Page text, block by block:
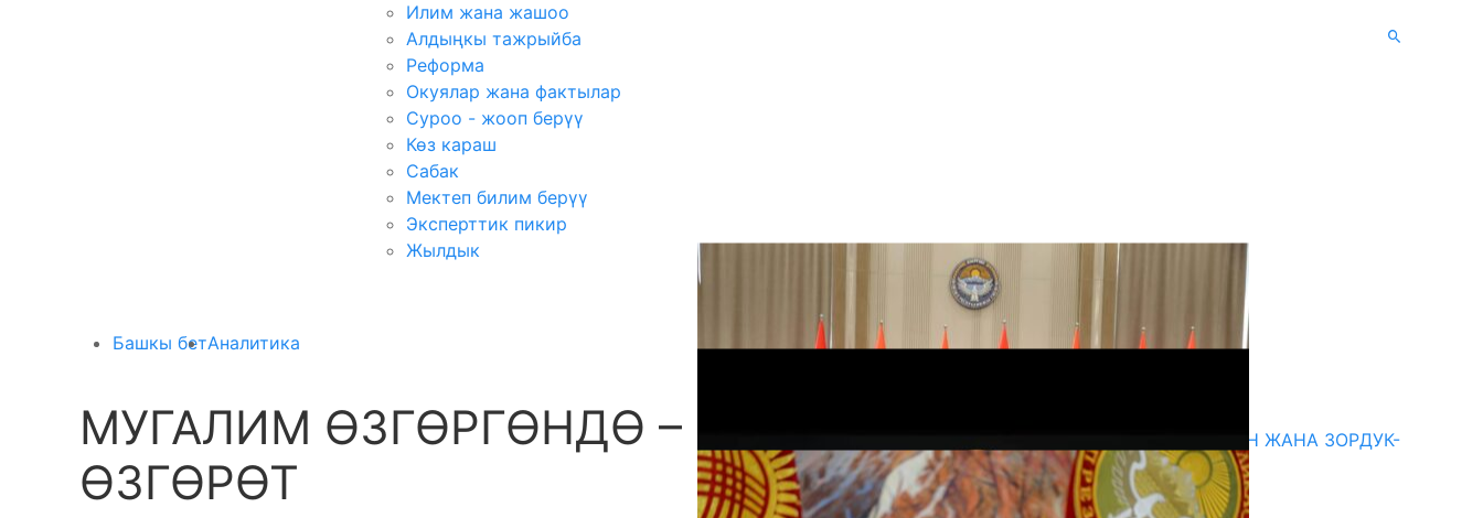
Илим жана жашоо
Алдыңкы тажрыйба
Реформа
Окуялар жана фактылар
Суроо - жооп берүү
Көз караш
Сабак
Мектеп билим берүү
Эксперттик пикир
Жылдык
Башкы бетАналитика
МУГАЛИМ ӨЗГӨРГӨНДӨ – КООМ
ӨЗГӨРӨТ
ГЕНДЕРДИК БАСМЫРЛООДОН ЖАНА ЗОРДУК-
ЗОМБУЛУКТАН КОРГОО
07.08.2026